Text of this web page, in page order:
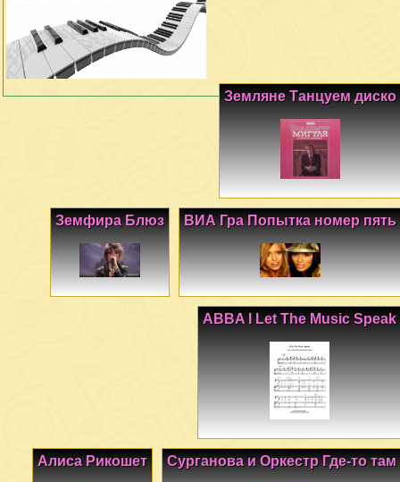
Земляне Танцуем диско
ВИА Гра Попытка номер пять
Земфира Блюз
ABBA I Let The Music Speak
Сурганова и Оркестр Где-то там
Алиса Рикошет